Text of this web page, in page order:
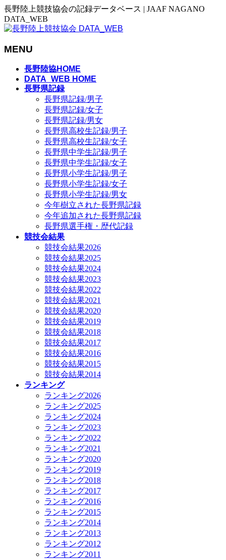
長野陸上競技協会の記録データベース | JAAF NAGANO
DATA_WEB
MENU
長野陸協HOME
DATA_WEB HOME
長野県記録
長野県記録/男子
長野県記録/女子
長野県記録/男女
長野県高校生記録/男子
長野県高校生記録/女子
長野県中学生記録/男子
長野県中学生記録/女子
長野県小学生記録/男子
長野県小学生記録/女子
長野県小学生記録/男女
今年樹立された長野県記録
今年追加された長野県記録
長野県選手権・歴代記録
競技会結果
競技会結果2026
競技会結果2025
競技会結果2024
競技会結果2023
競技会結果2022
競技会結果2021
競技会結果2020
競技会結果2019
競技会結果2018
競技会結果2017
競技会結果2016
競技会結果2015
競技会結果2014
ランキング
ランキング2026
ランキング2025
ランキング2024
ランキング2023
ランキング2022
ランキング2021
ランキング2020
ランキング2019
ランキング2018
ランキング2017
ランキング2016
ランキング2015
ランキング2014
ランキング2013
ランキング2012
ランキング2011